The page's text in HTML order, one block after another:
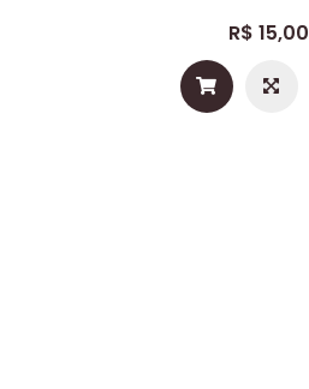
R$ 15,00